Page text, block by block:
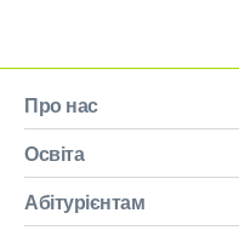
Про нас
Освіта
Абітурієнтам